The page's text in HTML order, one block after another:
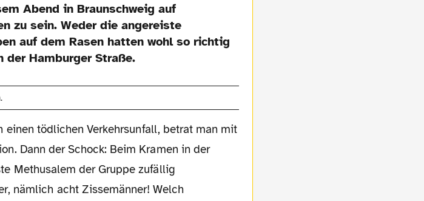
Abend in Braunschweig auf
zu sein. Weder die angereiste
auf dem Rasen hatten wohl so richtig
Hamburger Straße.
einen tödlichen Verkehrsunfall, betrat man mit
Dann der Schock: Beim Kramen in der
Methusalem der Gruppe zufällig
nämlich acht Zissemänner! Welch